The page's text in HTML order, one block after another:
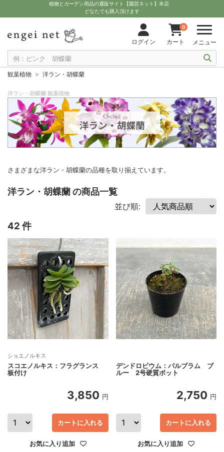
植物とガーデン用品の通販サイト【園芸ネット】本店
どなたでも購入頂けます
ログイン
0
カート メニュー
観葉植物 洋ラン・胡蝶蘭
洋ラン・胡蝶蘭:観葉植物
さまざまな洋ラン・胡蝶蘭の品種を取り揃えています。
洋ラン・胡蝶蘭 の商品一覧
並び順:
42 件
ショエノルキス
スコエノルキス：フラグランス
板付け
3,850 円
カートに入れる
お気に入り追加
デンドロビウム：パルブラム ブ
ルー 2号硬質ポット
2,750 円
カートに入れる
お気に入り追加